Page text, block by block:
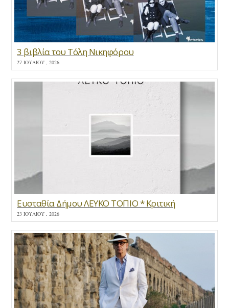
3 βιβλία του Τόλη Νικηφόρου
27 ΙΟΥΛΊΟΥ , 2026
Ευσταθία Δήμου ΛΕΥΚΟ ΤΟΠΙΟ * Κριτική
23 ΙΟΥΛΊΟΥ , 2026